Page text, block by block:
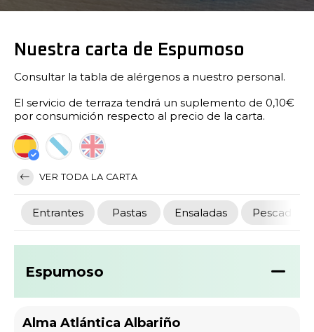
Nuestra carta de Espumoso
Consultar la tabla de alérgenos a nuestro personal.
El servicio de terraza tendrá un suplemento de 0,10€
por consumición respecto al precio de la carta.
VER TODA LA CARTA
Entrantes Pastas Ensaladas Pescados
Espumoso
Alma Atlántica Albariño